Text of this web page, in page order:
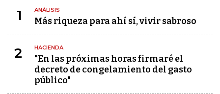
1 ANÁLISIS
Más riqueza para ahí sí, vivir sabroso
2 HACIENDA
"En las próximas horas firmaré el
decreto de congelamiento del gasto
público"